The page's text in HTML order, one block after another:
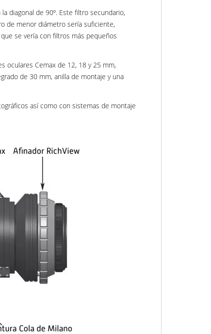
diagonal de 90º. Este filtro secundario,
de menor diámetro sería suficiente,
se vería con filtros más pequeños
oculares Cemax de 12, 18 y 25 mm,
de 30 mm, anilla de montaje y una
así como con sistemas de montaje